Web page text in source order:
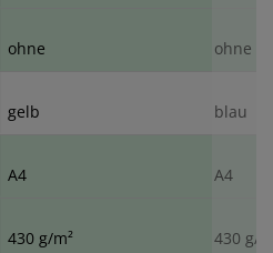
ohne ohne
gelb blau
A4 A4
430 g/m² 430 g/